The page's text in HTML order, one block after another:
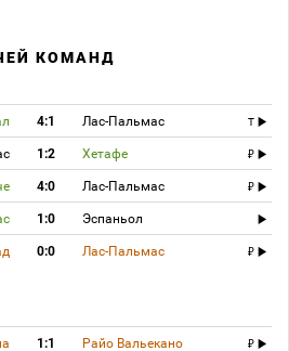
КОМАНД
4:1 Лас-Пальмас
T
1:2 Хетафе
4:0 Лас-Пальмас
1:0 Эспаньол
0:0 Лас-Пальмас
1:1 Райо Вальекано